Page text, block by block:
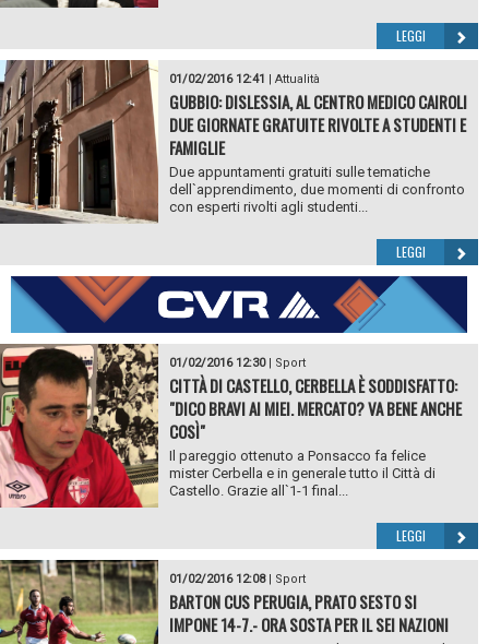
LEGGI
01/02/2016 12:41 | Attualità
GUBBIO: DISLESSIA, AL CENTRO MEDICO CAIROLI
DUE GIORNATE GRATUITE RIVOLTE A STUDENTI E
FAMIGLIE
Due appuntamenti gratuiti sulle tematiche
dell`apprendimento, due momenti di confronto
con esperti rivolti agli studenti...
LEGGI
01/02/2016 12:30| Sport
CITTÀ DI CASTELLO, CERBELLA È SODDISFATTO:
"DICO BRAVI AI MIEI. MERCATO? VA BENE ANCHE
COSÌ"
Il pareggio ottenuto a Ponsacco fa felice
mister Cerbella e in generale tutto il Città di
Castello. Grazie all`1-1 final...
LEGGI
01/02/2016 12:08| Sport
BARTON CUS PERUGIA, PRATO SESTO SI
IMPONE 14-7.- ORA SOSTA PER IL SEI NAZIONI